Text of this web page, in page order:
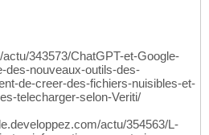
343573/ChatGPT-et-Google-
des-nouveaux-outils-des-
de-creer-des-fichiers-nuisibles-et-
telecharger-selon-Veriti/
actu/354563/L-